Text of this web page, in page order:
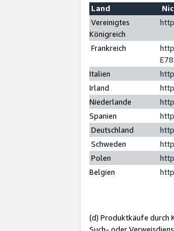
Land
Vereinigtes
Königreich
Frankreich
Italien
Irland
Niederlande
Spanien
Deutschland
Schweden
Polen
Belgien
(d) Produktkäufe durch
Such- oder